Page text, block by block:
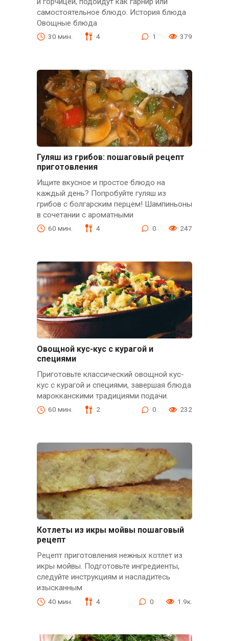
самостоятельное блюдо. История блюда
Овощные блюда
30 мин. 4 1 379
Гуляш из грибов: пошаговый рецепт
приготовления
Ищите вкусное и простое блюдо на
каждый день? Попробуйте гуляш из
грибов с болгарским перцем! Шампиньоны
в сочетании с ароматными
60 мин. 4 0 247
Овощной кус-кус с курагой и
специями
Приготовьте классический овощной кус-
кус с курагой и специями, завершая блюда
марокканскими традициями подачи.
60 мин. 2 0 232
Котлеты из икры мойвы пошаговый
рецепт
Рецепт приготовления нежных котлет из
икры мойвы. Подготовьте ингредиенты,
следуйте инструкциям и насладитесь
изысканным
40 мин. 4 0 1.9к.